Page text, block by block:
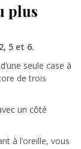
plus
5 et 6.
seule case à
de trois
un côté
à l’oreille, vous